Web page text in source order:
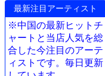
最新注目アーティスト
※中国の最新ヒットチ
ャートと当店人気を総
合した今注目のアーテ
ィストです。毎日更新